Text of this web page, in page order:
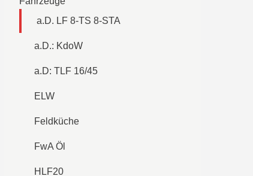
a.D. LF 8-TS 8-STA
a.D.: KdoW
a.D: TLF 16/45
ELW
Feldküche
FwA Öl
HLF20